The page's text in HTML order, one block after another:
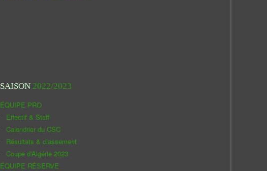
SAISON 2022/2023
ÉQUIPE PRO
Effectif & Staff
Calendrier du CSC
Résultats & classement
Coupe d'Algérie 2023
ÉQUIPE RÉSERVE